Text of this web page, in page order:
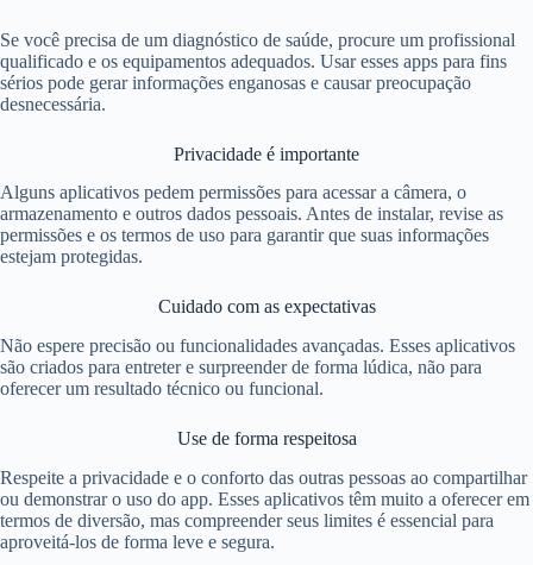
Se você precisa de um diagnóstico de saúde, procure um profissional
qualificado e os equipamentos adequados. Usar esses apps para fins
sérios pode gerar informações enganosas e causar preocupação
desnecessária.
Privacidade é importante
Alguns aplicativos pedem permissões para acessar a câmera, o
armazenamento e outros dados pessoais. Antes de instalar, revise as
permissões e os termos de uso para garantir que suas informações
estejam protegidas.
Cuidado com as expectativas
Não espere precisão ou funcionalidades avançadas. Esses aplicativos
são criados para entreter e surpreender de forma lúdica, não para
oferecer um resultado técnico ou funcional.
Use de forma respeitosa
Respeite a privacidade e o conforto das outras pessoas ao compartilhar
ou demonstrar o uso do app. Esses aplicativos têm muito a oferecer em
termos de diversão, mas compreender seus limites é essencial para
aproveitá-los de forma leve e segura.